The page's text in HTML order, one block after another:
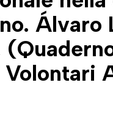
Álvaro